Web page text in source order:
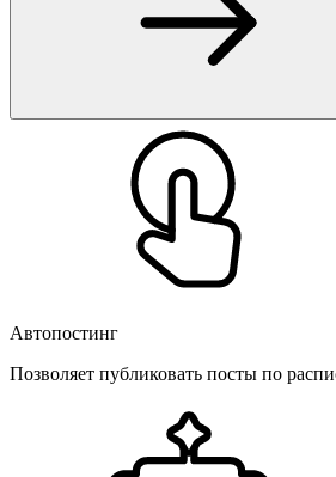
Автопостинг
Позволяет публиковать посты по